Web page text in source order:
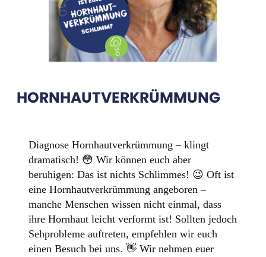
HORNHAUTVERKRÜMMUNG
Diagnose Hornhautverkrümmung – klingt
dramatisch! 😳 Wir können euch aber
beruhigen: Das ist nichts Schlimmes! 😉 Oft ist
eine Hornhautverkrümmung angeboren –
manche Menschen wissen nicht einmal, dass
ihre Hornhaut leicht verformt ist! Sollten jedoch
Sehprobleme auftreten, empfehlen wir euch
einen Besuch bei uns. 👋 Wir nehmen euer